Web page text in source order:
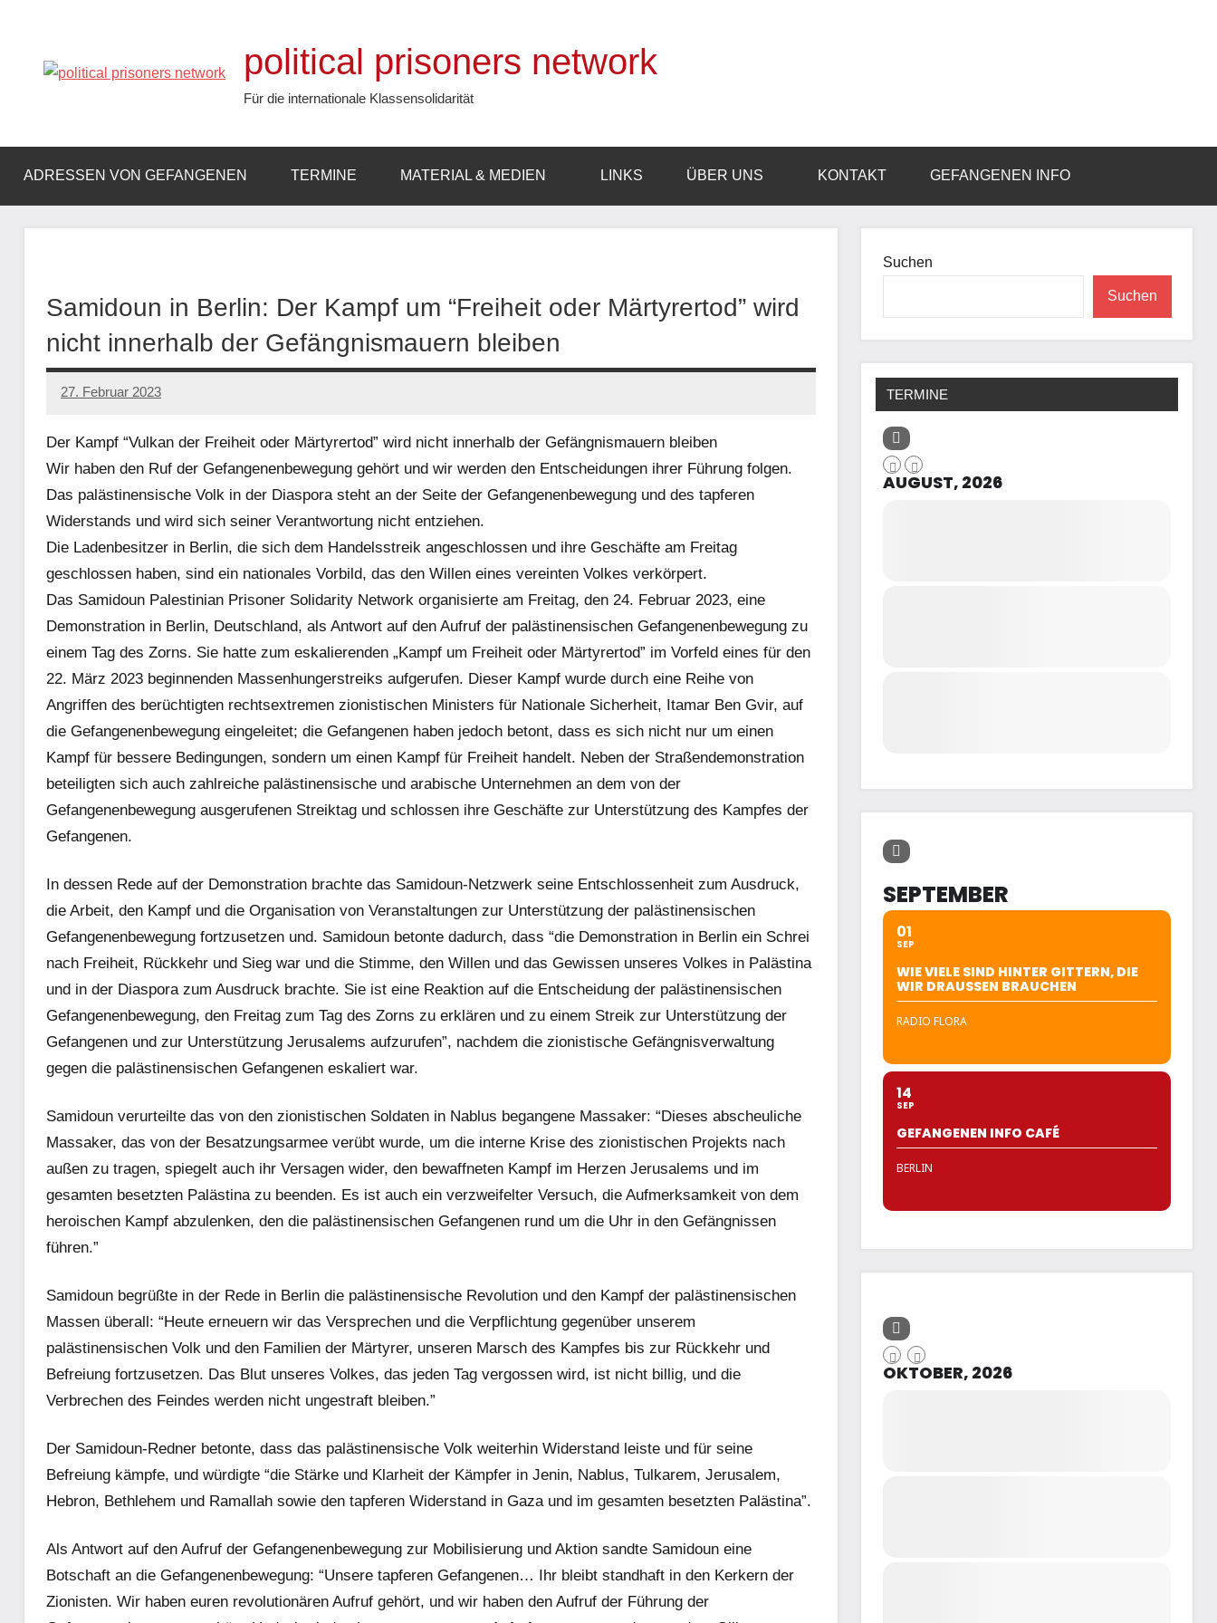
springen
political prisoners network
Für die internationale Klassensolidarität
ADRESSEN VON GEFANGENEN TERMINE MATERIAL & MEDIEN LINKS ÜBER UNS KONTAKT GEFANGENEN INFO
Samidoun in Berlin: Der Kampf um “Freiheit oder Märtyrertod” wird
nicht innerhalb der Gefängnismauern bleiben
27. Februar 2023
network
Der Kampf “Vulkan der Freiheit oder Märtyrertod” wird nicht innerhalb der Gefängnismauern bleiben
Wir haben den Ruf der Gefangenenbewegung gehört und wir werden den Entscheidungen ihrer Führung folgen.
Das palästinensische Volk in der Diaspora steht an der Seite der Gefangenenbewegung und des tapferen
Widerstands und wird sich seiner Verantwortung nicht entziehen.
Die Ladenbesitzer in Berlin, die sich dem Handelsstreik angeschlossen und ihre Geschäfte am Freitag
geschlossen haben, sind ein nationales Vorbild, das den Willen eines vereinten Volkes verkörpert.
Das Samidoun Palestinian Prisoner Solidarity Network organisierte am Freitag, den 24. Februar 2023, eine
Demonstration in Berlin, Deutschland, als Antwort auf den Aufruf der palästinensischen Gefangenenbewegung zu
einem Tag des Zorns. Sie hatte zum eskalierenden „Kampf um Freiheit oder Märtyrertod” im Vorfeld eines für den
22. März 2023 beginnenden Massenhungerstreiks aufgerufen. Dieser Kampf wurde durch eine Reihe von
Angriffen des berüchtigten rechtsextremen zionistischen Ministers für Nationale Sicherheit, Itamar Ben Gvir, auf
die Gefangenenbewegung eingeleitet; die Gefangenen haben jedoch betont, dass es sich nicht nur um einen
Kampf für bessere Bedingungen, sondern um einen Kampf für Freiheit handelt. Neben der Straßendemonstration
beteiligten sich auch zahlreiche palästinensische und arabische Unternehmen an dem von der
Gefangenenbewegung ausgerufenen Streiktag und schlossen ihre Geschäfte zur Unterstützung des Kampfes der
Gefangenen.
In dessen Rede auf der Demonstration brachte das Samidoun-Netzwerk seine Entschlossenheit zum Ausdruck,
die Arbeit, den Kampf und die Organisation von Veranstaltungen zur Unterstützung der palästinensischen
Gefangenenbewegung fortzusetzen und. Samidoun betonte dadurch, dass “die Demonstration in Berlin ein Schrei
nach Freiheit, Rückkehr und Sieg war und die Stimme, den Willen und das Gewissen unseres Volkes in Palästina
und in der Diaspora zum Ausdruck brachte. Sie ist eine Reaktion auf die Entscheidung der palästinensischen
Gefangenenbewegung, den Freitag zum Tag des Zorns zu erklären und zu einem Streik zur Unterstützung der
Gefangenen und zur Unterstützung Jerusalems aufzurufen”, nachdem die zionistische Gefängnisverwaltung
gegen die palästinensischen Gefangenen eskaliert war.
Samidoun verurteilte das von den zionistischen Soldaten in Nablus begangene Massaker: “Dieses abscheuliche
Massaker, das von der Besatzungsarmee verübt wurde, um die interne Krise des zionistischen Projekts nach
außen zu tragen, spiegelt auch ihr Versagen wider, den bewaffneten Kampf im Herzen Jerusalems und im
gesamten besetzten Palästina zu beenden. Es ist auch ein verzweifelter Versuch, die Aufmerksamkeit von dem
heroischen Kampf abzulenken, den die palästinensischen Gefangenen rund um die Uhr in den Gefängnissen
führen.”
Samidoun begrüßte in der Rede in Berlin die palästinensische Revolution und den Kampf der palästinensischen
Massen überall: “Heute erneuern wir das Versprechen und die Verpflichtung gegenüber unserem
palästinensischen Volk und den Familien der Märtyrer, unseren Marsch des Kampfes bis zur Rückkehr und
Befreiung fortzusetzen. Das Blut unseres Volkes, das jeden Tag vergossen wird, ist nicht billig, und die
Verbrechen des Feindes werden nicht ungestraft bleiben.”
Der Samidoun-Redner betonte, dass das palästinensische Volk weiterhin Widerstand leiste und für seine
Befreiung kämpfe, und würdigte “die Stärke und Klarheit der Kämpfer in Jenin, Nablus, Tulkarem, Jerusalem,
Hebron, Bethlehem und Ramallah sowie den tapferen Widerstand in Gaza und im gesamten besetzten Palästina”.
Als Antwort auf den Aufruf der Gefangenenbewegung zur Mobilisierung und Aktion sandte Samidoun eine
Botschaft an die Gefangenenbewegung: “Unsere tapferen Gefangenen… Ihr bleibt standhaft in den Kerkern der
Zionisten. Wir haben euren revolutionären Aufruf gehört, und wir haben den Aufruf der Führung der
Suchen
Suchen
TERMINE
AUGUST, 2026
SEPTEMBER
01
SEP
WIE VIELE SIND HINTER GITTERN, DIE
WIR DRAUSSEN BRAUCHEN
RADIO FLORA
14
SEP
GEFANGENEN INFO CAFÉ
BERLIN
OKTOBER, 2026